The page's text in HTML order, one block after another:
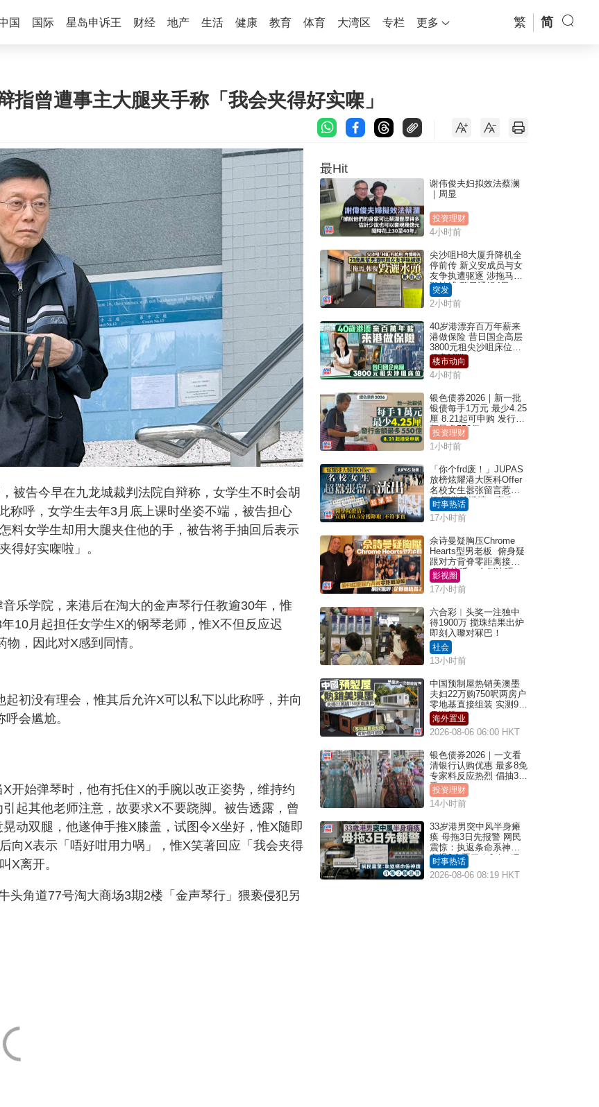
国 国际 星岛申诉王 财经 地产 生活 健康 教育 体育 大湾区 专栏 更多 繁 简
曾遭事主大腿夹手称「我会夹得好实㗎」
被告今早在九龙城裁判法院自辩称，女学生不时会胡
称呼，女学生去年3月底上课时坐姿不端，被告担心
料女学生却用大腿夹住他的手，被告将手抽回后表示
得好实㗎啦」。
乐学院，来港后在淘大的金声琴行任教逾30年，惟
10月起担任女学生X的钢琴老师，惟X不但反应迟
，因此对X感到同情。
初没有理会，惟其后允许X可以私下以此称呼，并向
会尴尬。
开始弹琴时，他有托住X的手腕以改正姿势，维持约
起其他老师注意，故要求X不要跷脚。被告透露，曾
动双腿，他遂伸手推X膝盖，试图令X坐好，惟X随即
向X表示「唔好咁用力㖞」，惟X笑著回应「我会夹得
X离开。
头角道77号淘大商场3期2楼「金声琴行」猥亵侵犯另
最Hit
谢伟俊夫妇拟效法蔡澜
｜周显
投资理财
4小时前
尖沙咀H8大厦升降机全
停前传 新义安成员与女
友争执遭驱逐 涉拖马刑
毁被捕 警另通缉4男
突发
2小时前
40岁港漂弃百万年薪来
港做保险 昔日国企高层
3800元租尖沙咀床位｜
租盘Million
楼市动向
4小时前
银色债券2026｜新一批
银债每手1万元 最少4.25
厘 8.21起可申购 发行金
额最多550亿
投资理财
1小时前
「你个frd废！」JUPAS
放榜炫耀港大医科Offer
名校女生嚣张留言惹众
怒 医学院澄清：宣称
「40.5分获录取」不符事
实｜Juicy叮
时事热话
17小时前
佘诗曼疑胸压Chrome
Hearts型男老板 俯身疑
跟对方背脊零距离接触
网民惊呼：企侧边唔
得？
影视圈
17小时前
六合彩︱头奖一注独中
得1900万 搅珠结果出炉
即刻入嚟对冧巴！
社会
13小时前
中国预制屋热销美澳墨
夫妇22万购750呎两房户
零地基直接组装 实测9个
月激赞
海外置业
2026-08-06 06:00 HKT
银色债券2026｜一文看
清银行认购优惠 最多8免
专家料反应热烈 倡抽30
手
投资理财
14小时前
33岁港男突中风半身瘫
痪 母拖3日先报警 网民
震惊：执返条命系神迹
自爆2个恶习｜Juicy叮
时事热话
2026-08-06 08:19 HKT